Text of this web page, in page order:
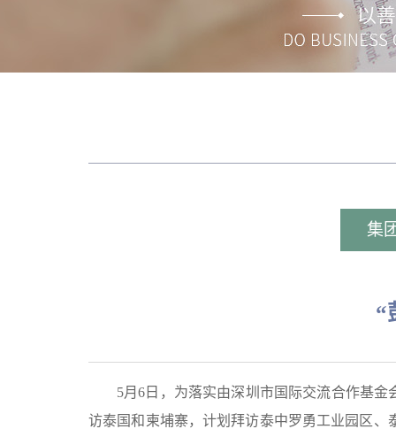
集
“
5月6日，为落实由深圳市国际交流合作基
访泰国和柬埔寨，计划拜访泰中罗勇工业园区